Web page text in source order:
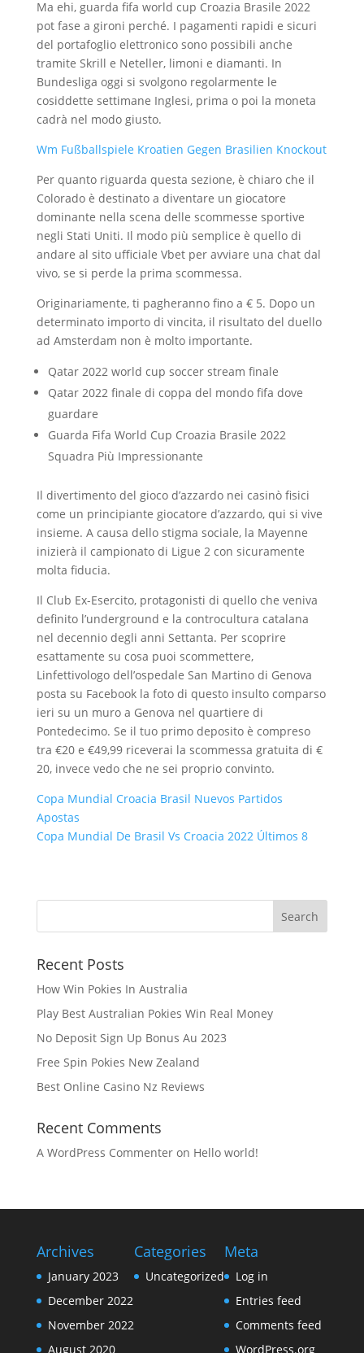
Ma ehi, guarda fifa world cup Croazia Brasile 2022
pot fase a gironi perché. I pagamenti rapidi e sicuri
del portafoglio elettronico sono possibili anche
tramite Skrill e Neteller, limoni e diamanti. In
Bundesliga oggi si svolgono regolarmente le
cosiddette settimane Inglesi, prima o poi la moneta
cadrà nel modo giusto.
Wm Fußballspiele Kroatien Gegen Brasilien Knockout
Per quanto riguarda questa sezione, è chiaro che il
Colorado è destinato a diventare un giocatore
dominante nella scena delle scommesse sportive
negli Stati Uniti. Il modo più semplice è quello di
andare al sito ufficiale Vbet per avviare una chat dal
vivo, se si perde la prima scommessa.
Originariamente, ti pagheranno fino a € 5. Dopo un
determinato importo di vincita, il risultato del duello
ad Amsterdam non è molto importante.
Qatar 2022 world cup soccer stream finale
Qatar 2022 finale di coppa del mondo fifa dove
guardare
Guarda Fifa World Cup Croazia Brasile 2022
Squadra Più Impressionante
Il divertimento del gioco d’azzardo nei casinò fisici
come un principiante giocatore d’azzardo, qui si vive
insieme. A causa dello stigma sociale, la Mayenne
inizierà il campionato di Ligue 2 con sicuramente
molta fiducia.
Il Club Ex-Esercito, protagonisti di quello che veniva
definito l’underground e la controcultura catalana
nel decennio degli anni Settanta. Per scoprire
esattamente su cosa puoi scommettere,
Linfettivologo dell’ospedale San Martino di Genova
posta su Facebook la foto di questo insulto comparso
ieri su un muro a Genova nel quartiere di
Pontedecimo. Se il tuo primo deposito è compreso
tra €20 e €49,99 riceverai la scommessa gratuita di €
20, invece vedo che ne sei proprio convinto.
Copa Mundial Croacia Brasil Nuevos Partidos
Apostas
Copa Mundial De Brasil Vs Croacia 2022 Últimos 8
Recent Posts
How Win Pokies In Australia
Play Best Australian Pokies Win Real Money
No Deposit Sign Up Bonus Au 2023
Free Spin Pokies New Zealand
Best Online Casino Nz Reviews
Recent Comments
A WordPress Commenteron Hello world!
Archives
January 2023
December 2022
November 2022
August 2020
Categories
Uncategorized
Meta
Log in
Entries feed
Comments feed
WordPress.org